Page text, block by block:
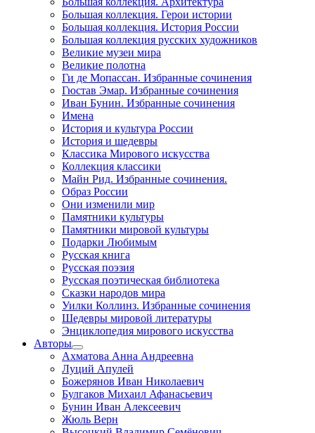
Большая коллекция. Герои истории
Большая коллекция. История России
Большая коллекция русских художников
Великие музеи мира
Великие полотна
Ги де Мопассан. Избранные сочинения
Гюстав Эмар. Избранные сочинения
Иван Бунин. Избранные сочинения
Имена
История и культура России
История и шедевры
Классика Мирового искусства
Коллекция классики
Майн Рид. Избранные сочинения.
Образ России
Они изменили мир
Памятники культуры
Памятники мировой культуры
Подарки Любимым
Русская книга
Русская поэзия
Русская поэтическая библиотека
Сказки народов мира
Уилки Коллинз. Избранные сочинения
Шедевры мировой литературы
Энциклопедия мирового искусства
Авторы
Ахматова Анна Андреевна
Луций Апулей
Божерянов Иван Николаевич
Булгаков Михаил Афанасьевич
Бунин Иван Алексеевич
Жюль Верн